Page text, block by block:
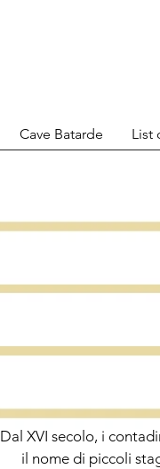
Cave Batarde List
Dal XVI secolo, i
il nome di piccoli